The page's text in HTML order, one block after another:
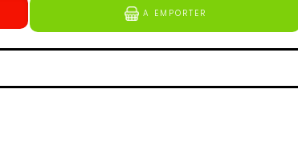
NOS ENTRÉES